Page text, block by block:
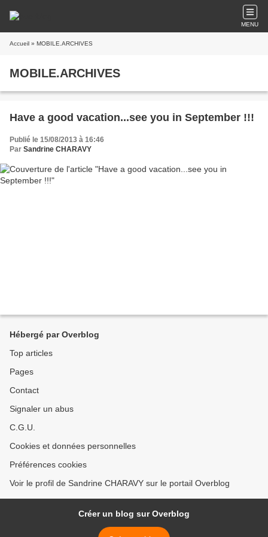
MENU
Accueil » MOBILE.ARCHIVES
MOBILE.ARCHIVES
Have a good vacation...see you in September !!!
Publié le 15/08/2013 à 16:46
Par Sandrine CHARAVY
Hébergé par Overblog
Top articles
Pages
Contact
Signaler un abus
C.G.U.
Cookies et données personnelles
Préférences cookies
Voir le profil de Sandrine CHARAVY sur le portail Overblog
Créer un blog sur Overblog